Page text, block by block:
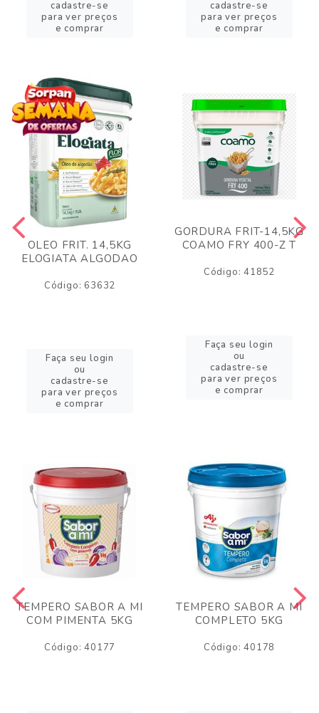
cadastre-se
para ver preços
e comprar
cadastre-se
para ver preços
e comprar
OLEO FRIT. 14,5KG
ELOGIATA ALGODAO
Código: 63632
Faça seu login
ou
cadastre-se
para ver preços
e comprar
GORDURA FRIT-14,5KG
COAMO FRY 400-Z T
Código: 41852
Faça seu login
ou
cadastre-se
para ver preços
e comprar
TEMPERO SABOR A MI
COM PIMENTA 5KG
Código: 40177
TEMPERO SABOR A MI
COMPLETO 5KG
Código: 40178